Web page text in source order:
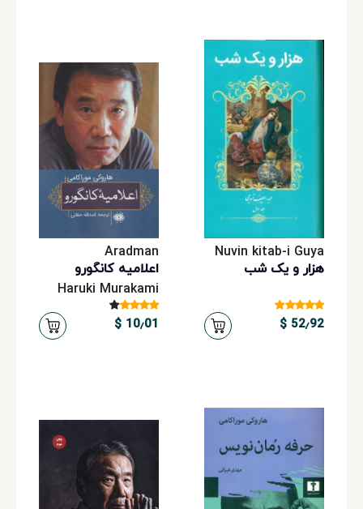
Nuvin kitab-i Guya
هزار و یک شب
52٫92 $
Aradman
اعلامیه کانگورو
Haruki Murakami
10٫01 $